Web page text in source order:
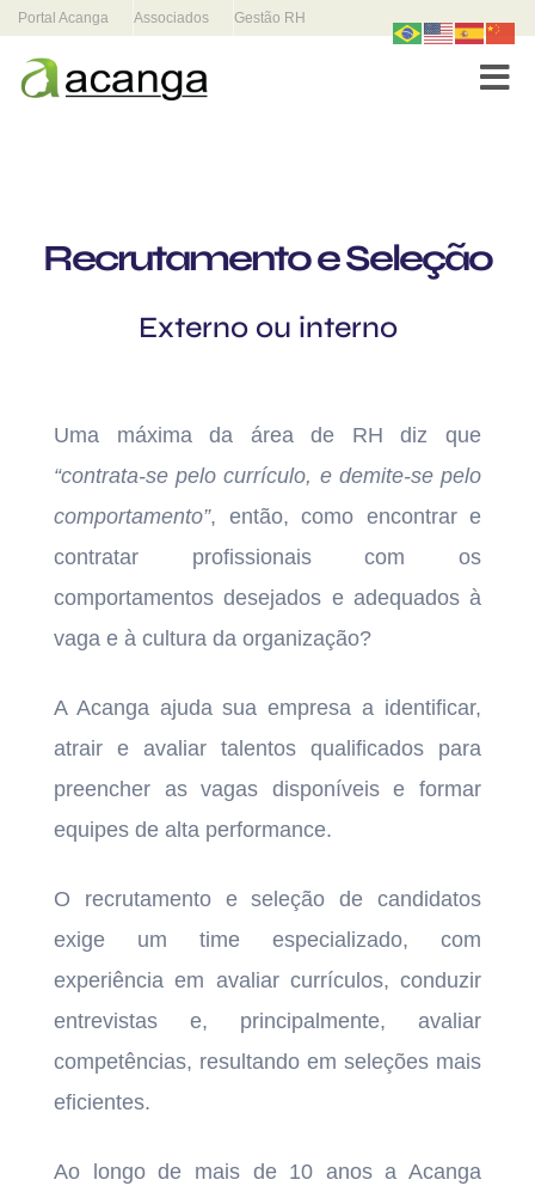
Portal Acanga Associados Gestão RH
Recrutamento e Seleção
Externo ou interno
Uma máxima da área de RH diz que
“contrata-se pelo currículo, e demite-se pelo
comportamento”, então, como encontrar e
contratar profissionais com os
comportamentos desejados e adequados à
vaga e à cultura da organização?
A Acanga ajuda sua empresa a identificar,
atrair e avaliar talentos qualificados para
preencher as vagas disponíveis e formar
equipes de alta performance.
O recrutamento e seleção de candidatos
exige um time especializado, com
experiência em avaliar currículos, conduzir
entrevistas e, principalmente, avaliar
competências, resultando em seleções mais
eficientes.
Ao longo de mais de 10 anos a Acanga